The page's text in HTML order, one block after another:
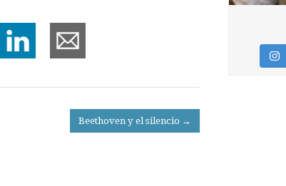
Beethoven y el silencio →